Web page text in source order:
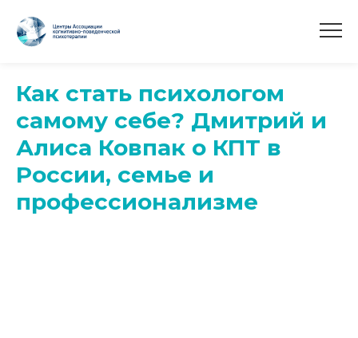
Как стать психологом
самому себе? Дмитрий и
Алиса Ковпак о КПТ в
России, семье и
профессионализме